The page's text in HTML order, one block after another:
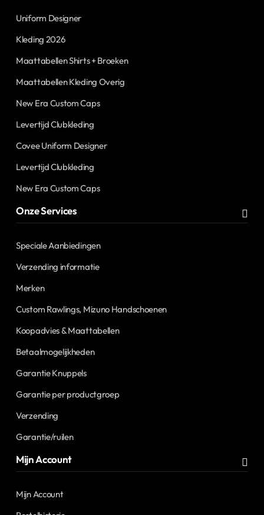
Uniform Designer
Kleding 2026
Maattabellen Shirts + Broeken
Maattabellen Kleding Overig
New Era Custom Caps
Levertijd Clubkleding
Covee Uniform Designer
Levertijd Clubkleding
New Era Custom Caps
Onze Services
Speciale Aanbiedingen
Verzending informatie
Merken
Custom Rawlings, Mizuno Handschoenen
Koopadvies & Maattabellen
Betaalmogelijkheden
Garantie Knuppels
Garantie per productgroep
Verzending
Garantie/ruilen
Mijn Account
Mijn Account